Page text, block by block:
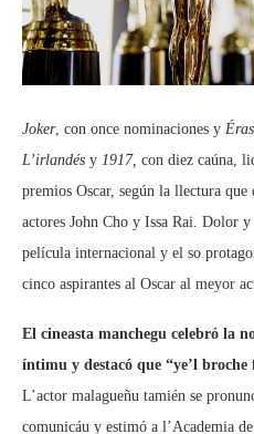
Joker, con once nominaciones y
L’irlandés y 1917, con diez caúna,
premios Oscar, según la llectura
actores John Cho y Issa Rai. Dolor
película internacional y el so
cinco aspirantes al Oscar al meyor
El cineasta manchegu celebró la
íntimu y destacó que “ye’l
L’actor malagueñu tamién se
comunicáu y estimó a l’Academia